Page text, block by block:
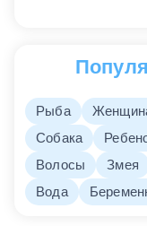
Рыба
Собака
Волосы
Змея
Вода